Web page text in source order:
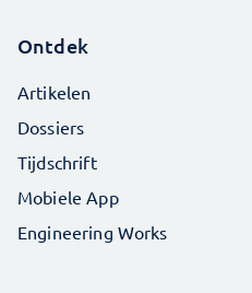
Ontdek
Artikelen
Dossiers
Tijdschrift
Mobiele App
Engineering Works